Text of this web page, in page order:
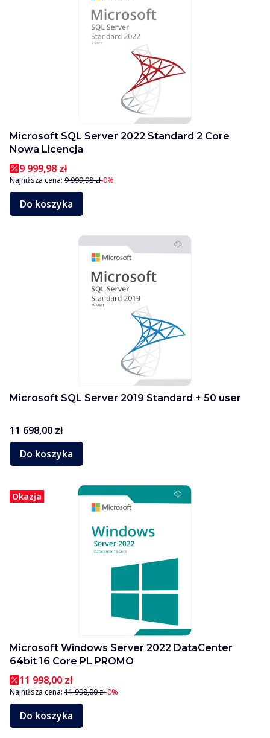
Microsoft SQL Server 2022 Standard 2 Core
Nowa Licencja
9 999,98 zł
Najniższa cena: 9 999,98 zł-0%
Do koszyka
Microsoft SQL Server 2019 Standard + 50 user
Cena
11 698,00 zł
Do koszyka
Okazja
Microsoft Windows Server 2022 DataCenter
64bit 16 Core PL PROMO
11 998,00 zł
Najniższa cena: 11 998,00 zł-0%
Do koszyka